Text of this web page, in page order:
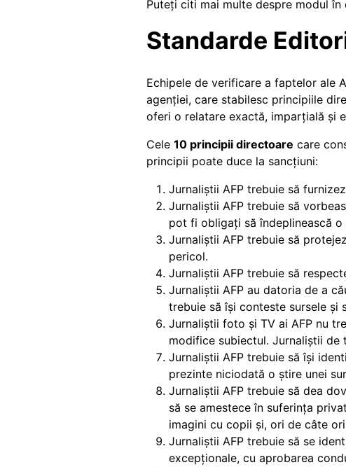
Puteți citi mai multe despre modul
Standarde
Echipele de verificare a faptelor ale
agenției, care stabilesc principiile
oferi o relatare exactă, imparțială și
Cele 10 principii directoare care
principii poate duce la sancțiuni:
Jurnaliștii AFP trebuie să
Jurnaliștii AFP trebuie să
pot fi obligați să îndeplinească
Jurnaliștii AFP trebuie să
pericol.
Jurnaliștii AFP trebuie să
Jurnaliștii AFP au datoria de a
trebuie să își conteste sursele și
Jurnaliștii foto și TV ai AFP nu
modifice subiectul. Jurnaliștii de
Jurnaliștii AFP trebuie să își
prezinte niciodată o știre unei
Jurnaliștii AFP trebuie să dea
să se amestece în suferința
imagini cu copii și, ori de câte
Jurnaliștii AFP trebuie să se
excepționale, cu aprobarea